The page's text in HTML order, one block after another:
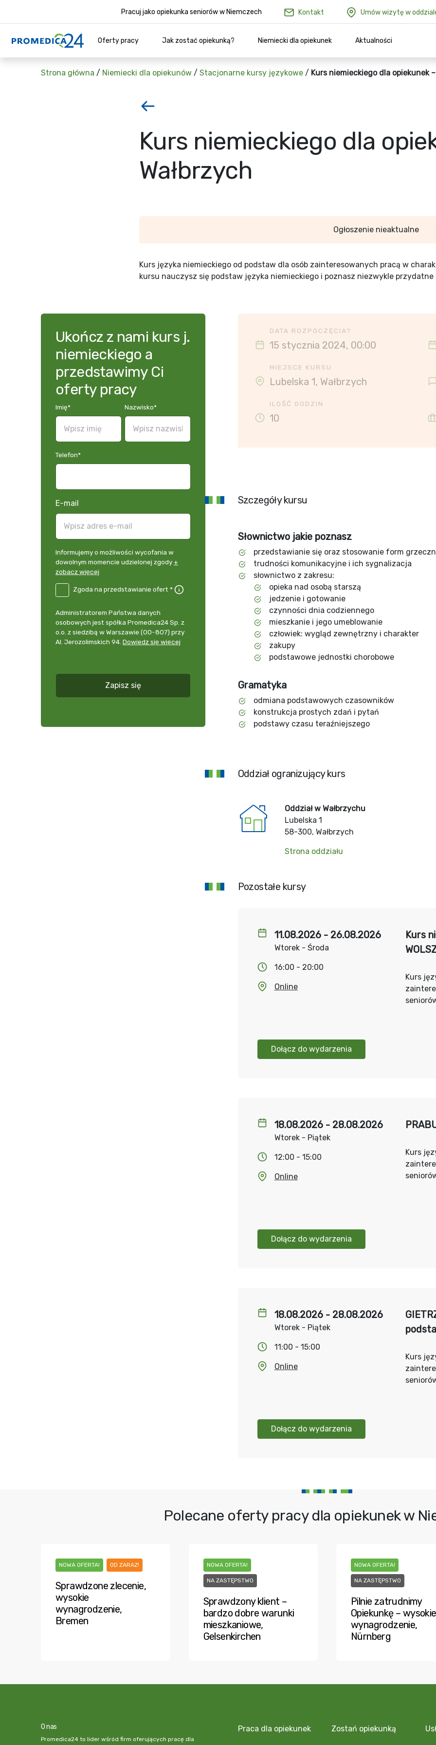
Pracuj jako opiekunka seniorów w Niemczech Kontakt Umów wizytę w
Oferty pracy Jak zostać opiekunką? Niemiecki dla opiekunek Aktualności
Strona główna / Niemiecki dla opiekunów / Stacjonarne kursy językowe / Kurs niemieckiego dla opiekunek
Kurs niemieckiego dla
Wałbrzych
Ogłoszenie nieaktualne
Kurs języka niemieckiego od podstaw dla osób zainteresowanych pracą w
kursu nauczysz się podstaw języka niemieckiego i poznasz niezwykle
Ukończ z nami kurs j.
niemieckiego a
przedstawimy Ci
oferty pracy
Imię* Nazwisko*
Telefon*
E-mail
Informujemy
o
możliwości
momencie
udzielonej
zgody
+
Informujemy o możliwości wycofania w
dowolnym momencie udzielonej zgody+
zobacz więcej
DE
przedstawianie
Zgoda na przedstawianie ofert *
Administrator
danych
osobowych
Administratorem Państwa danych
osobowych jest spółka Promedica24 Sp. z
o.o. z siedzibą w Warszawie (00-807) przy
Al. Jerozolimskich 94. Dowiedz się więcej
Zapisz się
DATA ROZPOCZĘCIA?
15 stycznia 2024, 00:00
MIEJSCE KURSU
Lubelska 1, Wałbrzych
ILOŚĆ GODZIN
10
Szczegóły kursu
Słownictwo jakie poznasz
przedstawianie się oraz stosowanie form
trudności komunikacyjne i ich sygnalizacja
słownictwo z zakresu:
opieka nad osobą starszą
jedzenie i gotowanie
czynności dnia codziennego
mieszkanie i jego umeblowanie
człowiek: wygląd zewnętrzny i charakter
zakupy
podstawowe jednostki chorobowe
Gramatyka
odmiana podstawowych czasowników
konstrukcja prostych zdań i pytań
podstawy czasu teraźniejszego
Oddział ogranizujący kurs
Oddział w Wałbrzychu
Lubelska 1
58-300, Wałbrzych
Strona oddziału
Pozostałe kursy
11.08.2026 - 26.08.2026
Wtorek - Środa
16:00 - 20:00
Online
Dołącz do wydarzenia
Kurs
Kurs
18.08.2026 - 28.08.2026
Wtorek - Piątek
12:00 - 15:00
Online
Dołącz do wydarzenia
Kurs
18.08.2026 - 28.08.2026
Wtorek - Piątek
11:00 - 15:00
Online
Dołącz do wydarzenia
Kurs
Polecane oferty pracy dla opiekunek w
NOWA OFERTA! OD ZARAZ!
Sprawdzone zlecenie,
wysokie
wynagrodzenie,
Bremen
NOWA OFERTA!
NA ZASTĘPSTWO
Sprawdzony klient –
bardzo dobre warunki
mieszkaniowe,
Gelsenkirchen
NOWA OFERTA!
NA ZASTĘPSTWO
Pilnie zatrudnimy
Opiekunkę – wysokie
wynagrodzenie,
Nürnberg
O nas
Promedica24 to lider wśród firm oferujących pracę dla
Praca dla opiekunek Zostań opiekunką